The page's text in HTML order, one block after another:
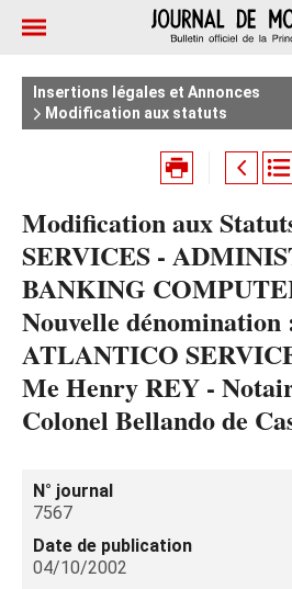
Insertions légales et Annonces
Modification aux statuts
Modification aux
SERVICES -
BANKING
Nouvelle
ATLANTICO
Me Henry REY -
Colonel Bellando de
N° journal
7567
Date de publication
04/10/2002